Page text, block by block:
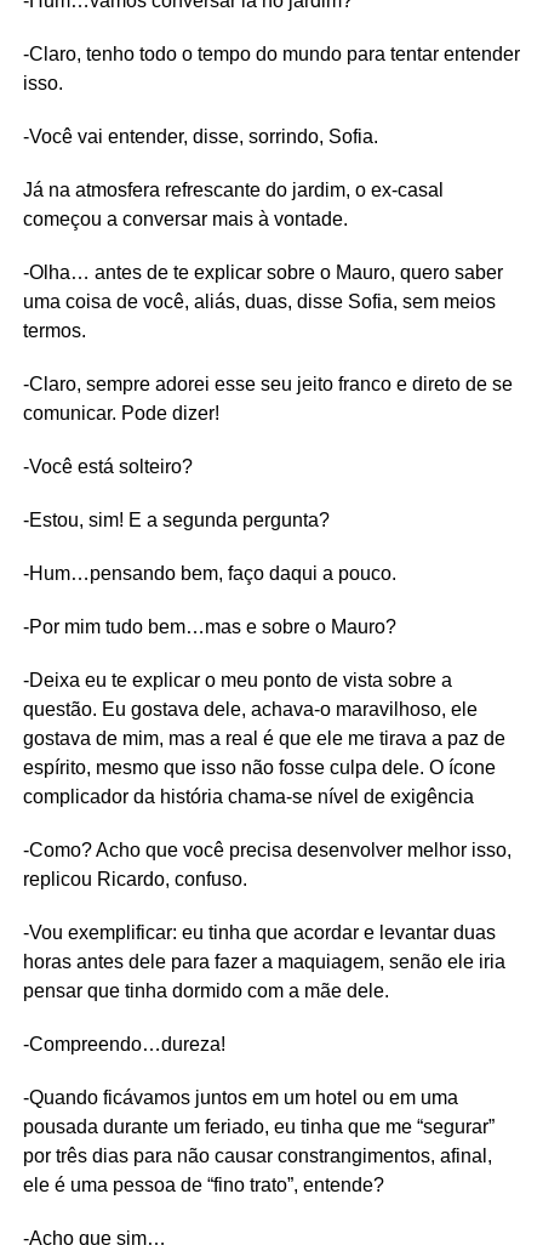
-Claro, tenho todo o tempo do mundo para tentar entender
isso.
-Você vai entender, disse, sorrindo, Sofia.
Já na atmosfera refrescante do jardim, o ex-casal
começou a conversar mais à vontade.
-Olha… antes de te explicar sobre o Mauro, quero saber
uma coisa de você, aliás, duas, disse Sofia, sem meios
termos.
-Claro, sempre adorei esse seu jeito franco e direto de se
comunicar. Pode dizer!
-Você está solteiro?
-Estou, sim! E a segunda pergunta?
-Hum…pensando bem, faço daqui a pouco.
-Por mim tudo bem…mas e sobre o Mauro?
-Deixa eu te explicar o meu ponto de vista sobre a
questão. Eu gostava dele, achava-o maravilhoso, ele
gostava de mim, mas a real é que ele me tirava a paz de
espírito, mesmo que isso não fosse culpa dele. O ícone
complicador da história chama-se nível de exigência
-Como? Acho que você precisa desenvolver melhor isso,
replicou Ricardo, confuso.
-Vou exemplificar: eu tinha que acordar e levantar duas
horas antes dele para fazer a maquiagem, senão ele iria
pensar que tinha dormido com a mãe dele.
-Compreendo…dureza!
-Quando ficávamos juntos em um hotel ou em uma
pousada durante um feriado, eu tinha que me “segurar”
por três dias para não causar constrangimentos, afinal,
ele é uma pessoa de “fino trato”, entende?
-Acho que sim…